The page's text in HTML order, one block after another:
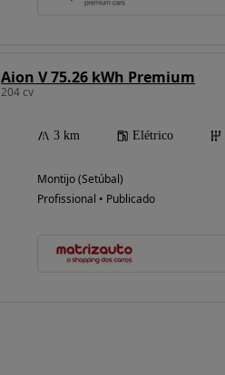
Aion V 75.26 kWh Premium
204 cv
3 km Elétrico
Montijo (Setúbal)
Profissional • Publicado